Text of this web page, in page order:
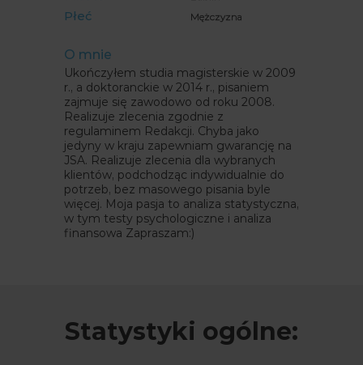
Płeć Mężczyzna
O mnie
Ukończyłem studia magisterskie w 2009
r., a doktoranckie w 2014 r., pisaniem
zajmuje się zawodowo od roku 2008.
Realizuje zlecenia zgodnie z
regulaminem Redakcji. Chyba jako
jedyny w kraju zapewniam gwarancję na
JSA. Realizuje zlecenia dla wybranych
klientów, podchodząc indywidualnie do
potrzeb, bez masowego pisania byle
więcej. Moja pasja to analiza statystyczna,
w tym testy psychologiczne i analiza
finansowa Zapraszam:)
Statystyki ogólne: